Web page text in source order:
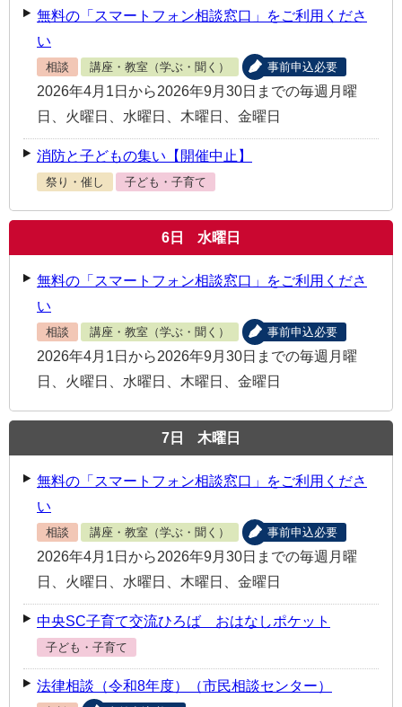
無料の「スマートフォン相談窓口」をご利用くださ
い
相談 講座・教室（学ぶ・聞く） 事前申込必要
2026年4月1日から2026年9月30日までの毎週月曜
日、火曜日、水曜日、木曜日、金曜日
消防と子どもの集い【開催中止】
祭り・催し 子ども・子育て
6 日 水曜日
無料の「スマートフォン相談窓口」をご利用くださ
い
相談 講座・教室（学ぶ・聞く） 事前申込必要
2026年4月1日から2026年9月30日までの毎週月曜
日、火曜日、水曜日、木曜日、金曜日
7 日 木曜日
無料の「スマートフォン相談窓口」をご利用くださ
い
相談 講座・教室（学ぶ・聞く） 事前申込必要
2026年4月1日から2026年9月30日までの毎週月曜
日、火曜日、水曜日、木曜日、金曜日
中央SC子育て交流ひろば おはなしポケット
子ども・子育て
法律相談（令和8年度）（市民相談センター）